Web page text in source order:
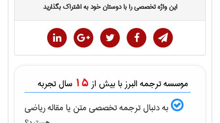
این واژه تخصصی را با دوستان خود به اشتراک بگذارید
موسسه ترجمه البرز با بیش از 15 سال تجربه
به دنبال ترجمه تخصصی متن یا مقالهرياضی